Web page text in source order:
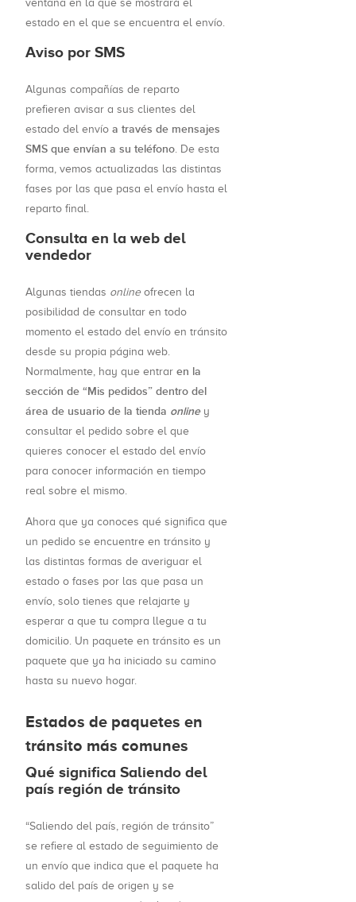
ventana en la que se mostrará el
estado en el que se encuentra el envío.
Aviso por SMS
Algunas compañías de reparto
prefieren avisar a sus clientes del
estado del envío a través de mensajes
SMS que envían a su teléfono . De esta
forma, vemos actualizadas las distintas
fases por las que pasa el envío hasta el
reparto final.
Consulta en la web del
vendedor
Algunas tiendas onlineofrecen la
posibilidad de consultar en todo
momento el estado del envío en tránsito
desde su propia página web.
Normalmente, hay que entrar en la
sección de “Mis pedidos” dentro del
área de usuario de la tienda onliney
consultar el pedido sobre el que
quieres conocer el estado del envío
para conocer información en tiempo
real sobre el mismo.
Ahora que ya conoces qué significa que
un pedido se encuentre en tránsito y
las distintas formas de averiguar el
estado o fases por las que pasa un
envío, solo tienes que relajarte y
esperar a que tu compra llegue a tu
domicilio. Un paquete en tránsito es un
paquete que ya ha iniciado su camino
hasta su nuevo hogar.
Estados de paquetes en
tránsito más comunes
Qué significa Saliendo del
país región de tránsito
“Saliendo del país, región de tránsito”
se refiere al estado de seguimiento de
un envío que indica que el paquete ha
salido del país de origen y se